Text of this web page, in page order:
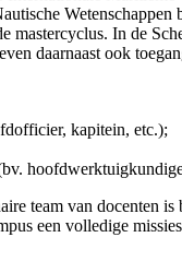
mastercyclus. In de
daarnaast ook
kapitein, etc.);
team van docenten is
een volledige